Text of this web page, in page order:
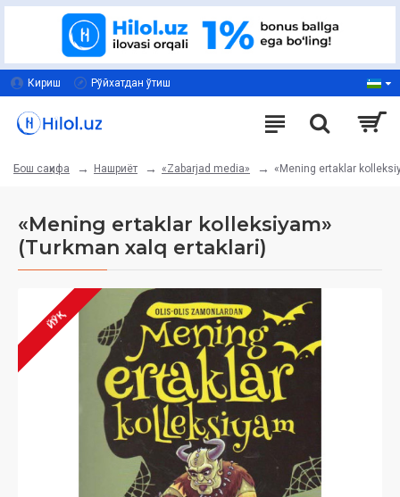
Кириш Рўйхатдан ўтиш
Бош саҳифа Нашриёт «Zabarjad media» «Mening ertaklar
«Mening ertaklar kolleksiyam»‎
(Turkman xalq ertaklari)
ЙЎҚ